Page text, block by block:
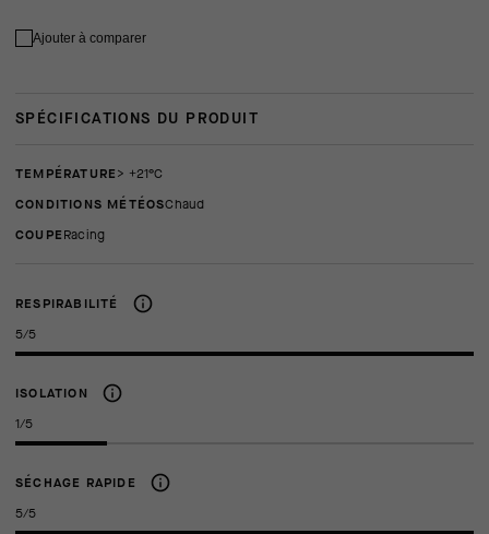
Ajouter à comparer
SPÉCIFICATIONS DU PRODUIT
TEMPÉRATURE
> +21°C
CONDITIONS MÉTÉOS Chaud
COUPE racing
RESPIRABILITÉ
5/5
ISOLATION
1/5
SÉCHAGE RAPIDE
5/5